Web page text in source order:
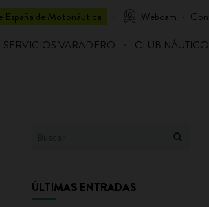
España de Motonáutica Webcam
SERVICIOS VARADERO CLUB NÁUTICO
ÚLTIMAS ENTRADAS